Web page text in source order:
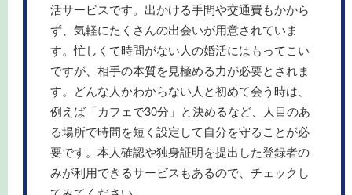
活サービスです。出かける手間や交通費もかから
ず、気軽にたくさんの出会いが用意されていま
す。忙しくて時間がない人の婚活にはもってこい
ですが、相手の本質を見極める力が必要とされま
す。どんな人かわからない人と初めて会う時は、
例えば「カフェで30分」と決めるなど、人目のあ
る場所で時間を短く設定して自分を守ることが必
要です。本人確認や独身証明を提出した登録者の
みが利用できるサービスもあるので、チェックし